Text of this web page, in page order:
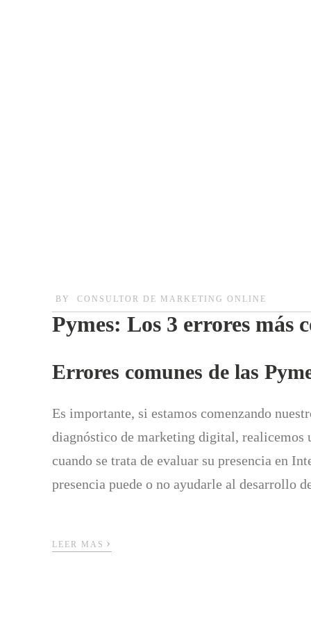
BY CONSULTOR DE MARKETING ONLINE
Pymes: Los 3 errores más
Errores comunes de las
Es importante, si estamos comenzando
diagnóstico de marketing digital, realicemos
cuando se trata de evaluar su presencia en
presencia puede o no ayudarle al desarrollo
LEER MAS ›